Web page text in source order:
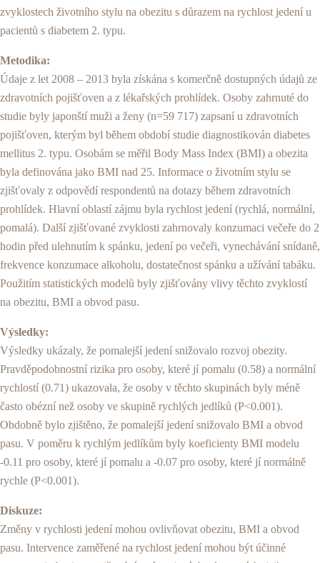
zvyklostech životního stylu na obezitu s důrazem na rychlost jedení u
pacientů s diabetem 2. typu.
Metodika:
Údaje z let 2008 – 2013 byla získána s komerčně dostupných údajů ze
zdravotních pojišťoven a z lékařských prohlídek. Osoby zahrnuté do
studie byly japonští muži a ženy (n=59 717) zapsaní u zdravotních
pojišťoven, kterým byl během období studie diagnostikován diabetes
mellitus 2. typu. Osobám se měřil Body Mass Index (BMI) a obezita
byla definována jako BMI nad 25. Informace o životním stylu se
zjišťovaly z odpovědí respondentů na dotazy během zdravotních
prohlídek. Hlavní oblastí zájmu byla rychlost jedení (rychlá, normální,
pomalá). Další zjišťované zvyklosti zahrnovaly konzumaci večeře do 2
hodin před ulehnutím k spánku, jedení po večeři, vynechávání snídaně,
frekvence konzumace alkoholu, dostatečnost spánku a užívání tabáku.
Použitím statistických modelů byly zjišťovány vlivy těchto zvyklostí
na obezitu, BMI a obvod pasu.
Výsledky:
Výsledky ukázaly, že pomalejší jedení snižovalo rozvoj obezity.
Pravděpodobnostní rizika pro osoby, které jí pomalu (0.58) a normální
rychlostí (0.71) ukazovala, že osoby v těchto skupinách byly méně
často obézní než osoby ve skupině rychlých jedlíků (P<0.001).
Obdobně bylo zjištěno, že pomalejší jedení snižovalo BMI a obvod
pasu. V poměru k rychlým jedlíkům byly koeficienty BMI modelu
-0.11 pro osoby, které jí pomalu a -0.07 pro osoby, které jí normálně
rychle (P<0.001).
Diskuze:
Změny v rychlosti jedení mohou ovlivňovat obezitu, BMI a obvod
pasu. Intervence zaměřené na rychlost jedení mohou být účinné